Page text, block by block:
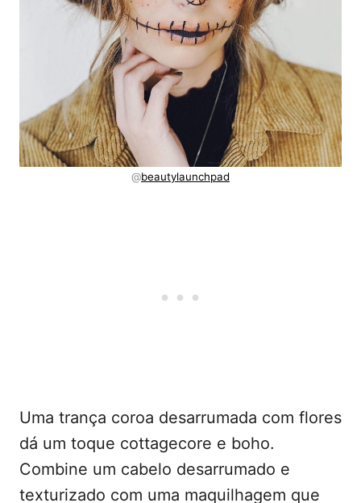
@beautylaunchpad
Uma trança coroa desarrumada com flores
dá um toque cottagecore e boho.
Combine um cabelo desarrumado e
texturizado com uma maquilhagem que